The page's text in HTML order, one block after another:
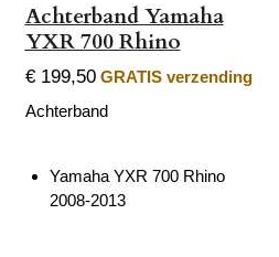
Achterband Yamaha
YXR 700 Rhino
€ 199,50 GRATIS verzending
Achterband
Yamaha YXR 700 Rhino
2008-2013